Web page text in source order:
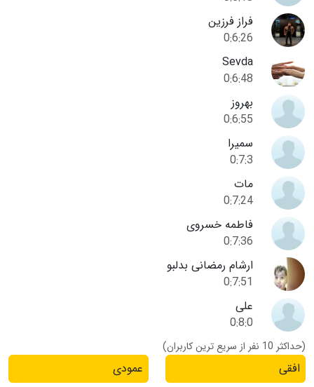
فراز فرزین
0:6:26
Sevda
0:6:48
بهروز
0:6:55
سمیرا
0:7:3
مات
0:7:24
فاطمه خسروی
0:7:36
ارشام رمضانی بدلبو
0:7:51
علی
0:8:0
(حداکثر 10 نفر از سریع ترین کاربران)
افقی
عمودی